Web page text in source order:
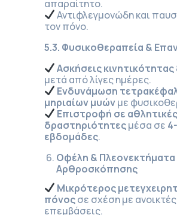
απαραίτητο.
Αντιφλεγμονώδη και
τον πόνο.
5.3. Φυσικοθεραπεία &
Ασκήσεις κινητικότητας
μετά από λίγες ημέρες.
Ενδυνάμωση
μηριαίων μυώνμε
Επιστροφή σε αθλητικές
δραστηριότητεςμέσα σε
εβδομάδες.
Οφέλη & Πλεονεκτήματα
Αρθροσκόπησης
Μικρότερος
πόνοςσε σχέση με ανοικτές
επεμβάσεις.